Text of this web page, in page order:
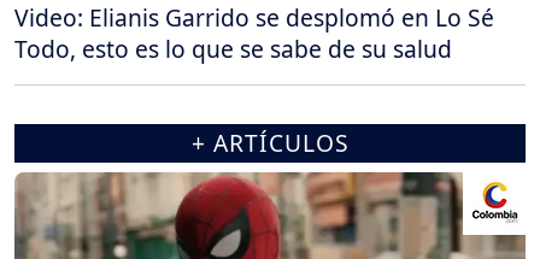
Video: Elianis Garrido se desplomó en Lo Sé
Todo, esto es lo que se sabe de su salud
+ ARTÍCULOS